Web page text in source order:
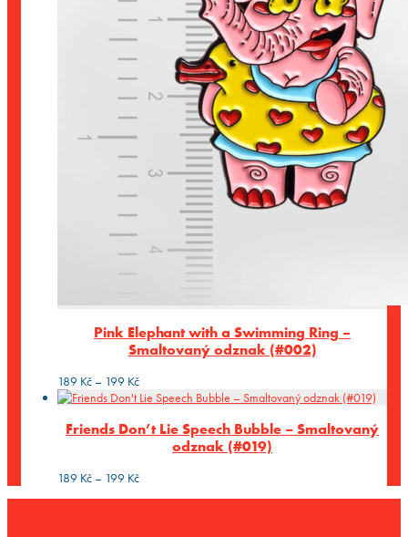
Pink Elephant with a Swimming Ring –
Smaltovaný odznak (#002)
189 Kč – 199 KčRozpětí
cen:
až
199 Kč
Friends Don’t Lie Speech Bubble – Smaltovaný
odznak (#019)
189 Kč – 199 KčRozpětí